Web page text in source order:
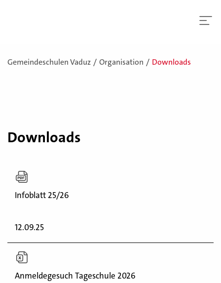
Gemeindeschulen Vaduz Organisation Downloads
Downloads
Infoblatt 25/26
12.09.25
Anmeldegesuch Tageschule 2026